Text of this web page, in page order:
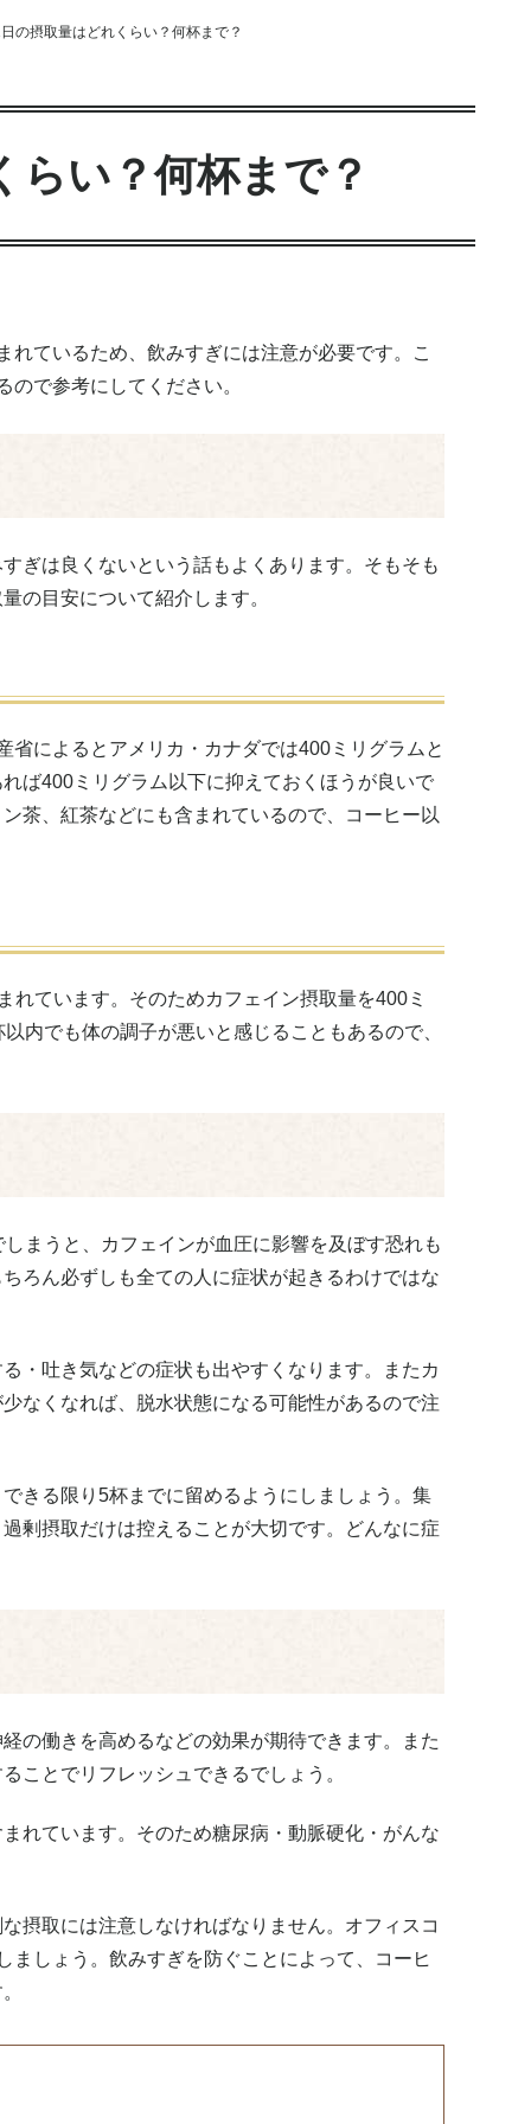
の摂取量はどれくらい？何杯まで？
らい？何杯まで？
ているため、飲みすぎには注意が必要です。こ
で参考にしてください。
ぎは良くないという話もよくあります。そもそも
の目安について紹介します。
によるとアメリカ・カナダでは400ミリグラムと
ば400ミリグラム以下に抑えておくほうが良いで
茶、紅茶などにも含まれているので、コーヒー以
ています。そのためカフェイン摂取量を400ミ
内でも体の調子が悪いと感じることもあるので、
まうと、カフェインが血圧に影響を及ぼす恐れも
ろん必ずしも全ての人に症状が起きるわけではな
・吐き気などの症状も出やすくなります。またカ
なくなれば、脱水状態になる可能性があるので注
きる限り5杯までに留めるようにしましょう。集
剰摂取だけは控えることが大切です。どんなに症
の働きを高めるなどの効果が期待できます。また
ことでリフレッシュできるでしょう。
れています。そのため糖尿病・動脈硬化・がんな
摂取には注意しなければなりません。オフィスコ
しょう。飲みすぎを防ぐことによって、コーヒ